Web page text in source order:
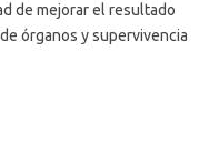
de mejorar el resultado
órganos y supervivencia